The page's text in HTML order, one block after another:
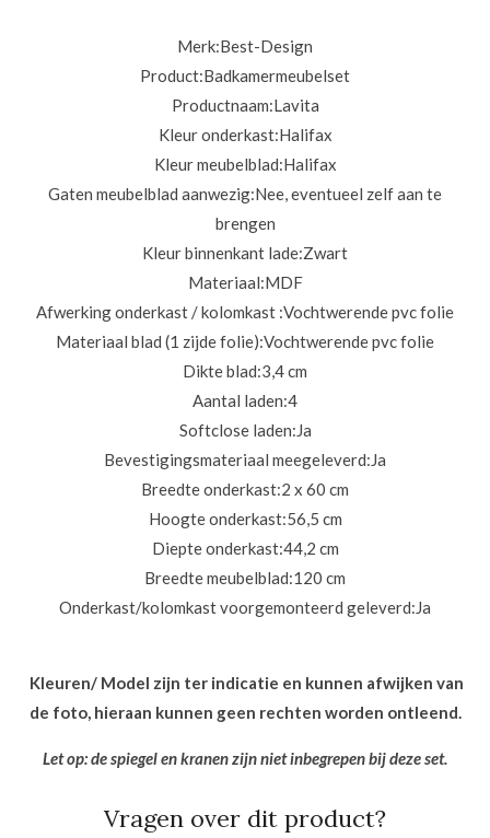
Merk:Best-Design
Product:Badkamermeubelset
Productnaam:Lavita
Kleur onderkast:Halifax
Kleur meubelblad:Halifax
Gaten meubelblad aanwezig:Nee, eventueel zelf aan te
brengen
Kleur binnenkant lade:Zwart
Materiaal:MDF
Afwerking onderkast / kolomkast :Vochtwerende pvc folie
Materiaal blad (1 zijde folie):Vochtwerende pvc folie
Dikte blad:3,4 cm
Aantal laden:4
Softclose laden:Ja
Bevestigingsmateriaal meegeleverd:Ja
Breedte onderkast:2 x 60 cm
Hoogte onderkast:56,5 cm
Diepte onderkast:44,2 cm
Breedte meubelblad:120 cm
Onderkast/kolomkast voorgemonteerd geleverd:Ja
Kleuren/ Model zijn ter indicatie en kunnen afwijken van
de foto, hieraan kunnen geen rechten worden ontleend.
Let op: de spiegel en kranen zijn niet inbegrepen bij deze set.
Vragen over dit product?